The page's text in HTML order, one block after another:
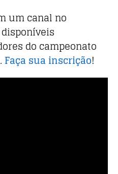
um canal no
do campeonato
Faça sua inscrição!